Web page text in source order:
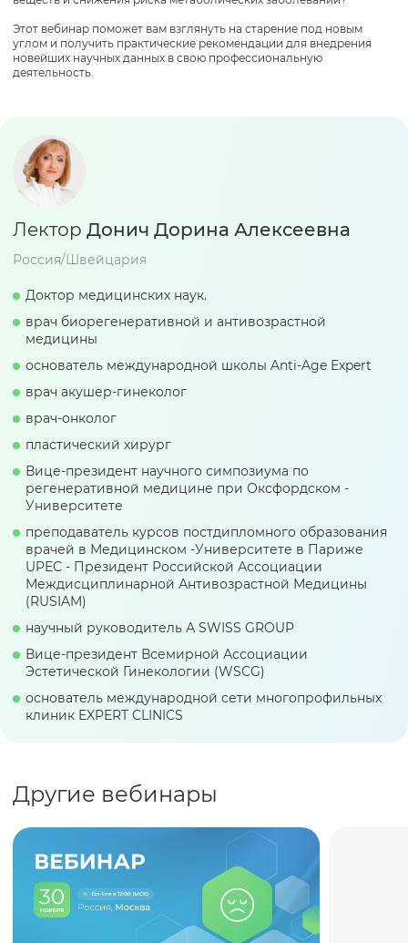
Этот вебинар поможет вам взглянуть на старение под новым
углом и получить практические рекомендации для внедрения
новейших научных данных в свою профессиональную
деятельность.
Лектор Донич Дорина Алексеевна
Россия/Швейцария
Доктор медицинских наук.
врач биорегенеративной и антивозрастной
медицины
основатель международной школы Anti-Age Expert
врач акушер-гинеколог
врач-онколог
пластический хирург
Вице-президент научного симпозиума по
регенеративной медицине при Оксфордском -
Университете
преподаватель курсов постдипломного образования
врачей в Медицинском -Университете в Париже
UPEC - Президент Российской Ассоциации
Междисциплинарной Антивозрастной Медицины
(RUSIAM)
научный руководитель А SWISS GROUP
Вице-президент Всемирной Ассоциации
Эстетической Гинекологии (WSCG)
основатель международной сети многопрофильных
клиник EXPERT CLINICS
Другие вебинары